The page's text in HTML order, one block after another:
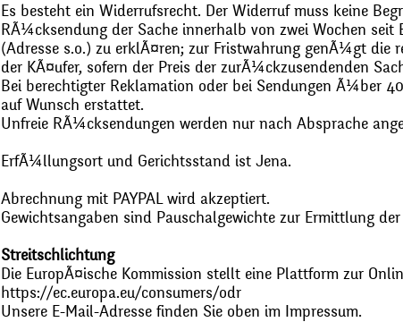
Es besteht ein Widerrufsrecht. Der Widerruf muss keine
RÃ¼cksendung der Sache innerhalb von zwei Wochen
(Adresse s.o.) zu erklÃ¤ren; zur Fristwahrung genÃ¼gt
der KÃ¤ufer, sofern der Preis der zurÃ¼ckzusendenden
Bei berechtigter Reklamation oder bei Sendungen Ã¼ber
auf Wunsch erstattet.
Unfreie RÃ¼cksendungen werden nur nach Absprache
ErfÃ¼llungsort und Gerichtsstand ist Jena.
Abrechnung mit PAYPAL wird akzeptiert.
Gewichtsangaben sind Pauschalgewichte zur Ermittlung
Streitschlichtung
Die EuropÃ¤ische Kommission stellt eine Plattform zur
https://ec.europa.eu/consumers/odr
Unsere E-Mail-Adresse finden Sie oben im Impressum.